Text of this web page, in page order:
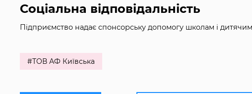
Соціальна відповідальність
Підприємство надає спонсорську допомогу школам і
#ТОВ АФ Київська